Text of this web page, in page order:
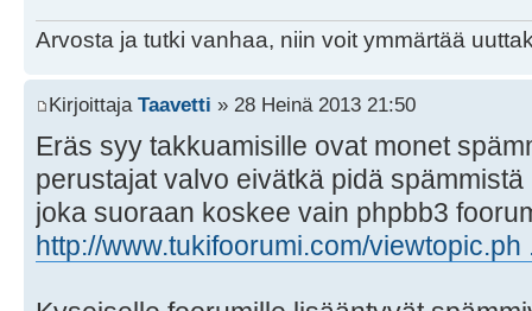
Arvosta ja tutki vanhaa, niin voit ymmärtää
Kirjoittaja Taavetti » 28 Heinä 2013 21:50
Eräs syy takkuamisille ovat monet
perustajat valvo eivätkä pidä
joka suoraan koskee vain phpbb3
http://www.tukifoorumi.com/viewtopic.ph